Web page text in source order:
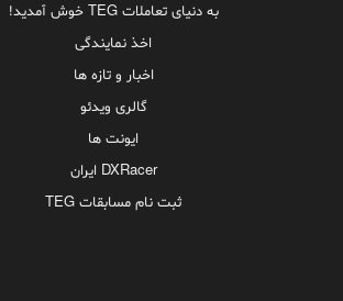
به دنیای تعاملات TEG خوش آمدید!
اخذ نمایندگی
اخبار و تازه ها
گالری ویدئو
ایونت ها
DXRacer ایران
ثبت نام مسابقات TEG